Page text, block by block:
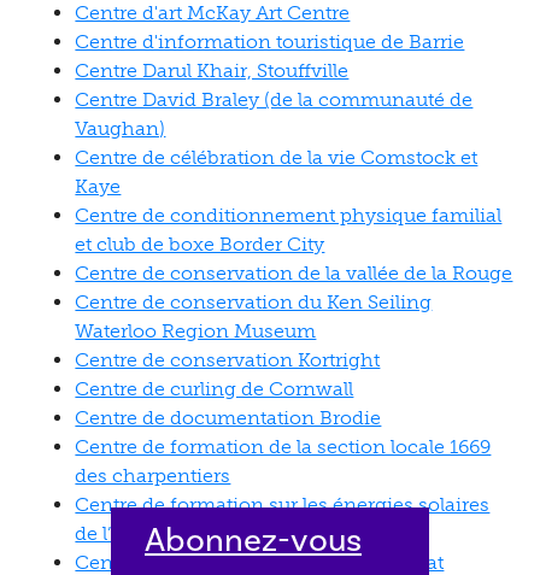
Centre d'art McKay Art Centre
Centre d'information touristique de Barrie
Centre Darul Khair, Stouffville
Centre David Braley (de la communauté de
Vaughan)
Centre de célébration de la vie Comstock et
Kaye
Centre de conditionnement physique familial
et club de boxe Border City
Centre de conservation de la vallée de la Rouge
Centre de conservation du Ken Seiling
Waterloo Region Museum
Centre de conservation Kortright
Centre de curling de Cornwall
Centre de documentation Brodie
Centre de formation de la section locale 1669
des charpentiers
Centre de formation sur les énergies solaires
de l’Université Queen’s
Centre de garde d’enfants Emmanuel at
Abonnez-vous